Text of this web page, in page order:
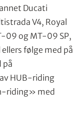
Ducati
V4, Royal
09 og MT-09 SP,
følge med på
på
HUB-riding
riding» med